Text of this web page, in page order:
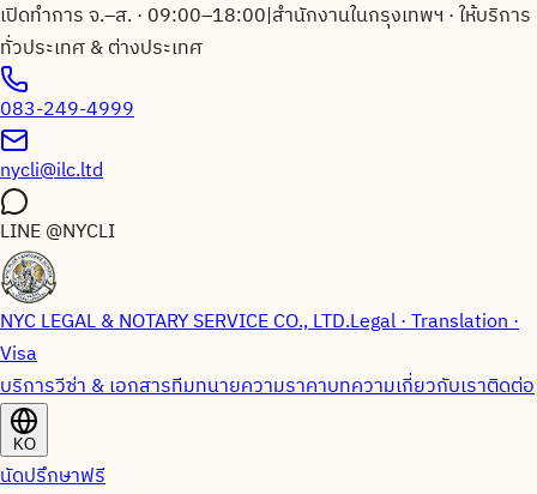
เปิดทำการ จ.–ส. · 09:00–18:00|สำนักงานในกรุงเทพฯ · ให้บริการ
ทั่วประเทศ & ต่างประเทศ
083-249-4999
nycli@ilc.ltd
LINE@NYCLI
NYC LEGAL & NOTARY SERVICE CO., LTD.Legal · Translation ·
Visa
บริการวีซ่า & เอกสารทีมทนายความราคาบทความเกี่ยวกับเราติดต่อ
KO
นัดปรึกษาฟรี